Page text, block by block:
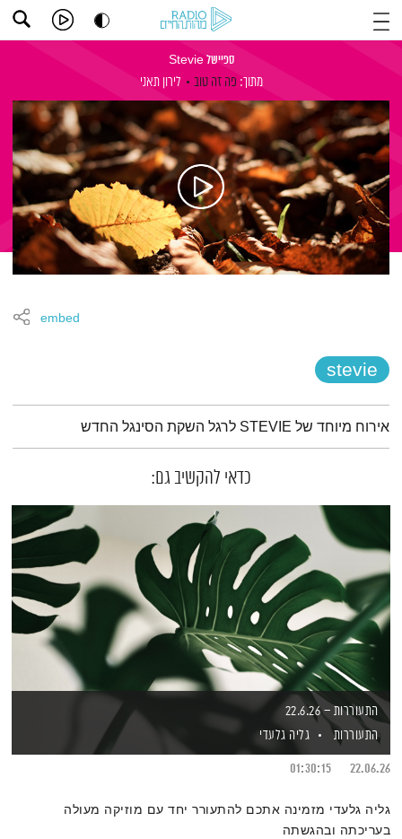
ספיישל Stevie
מתוך: פה זה טוב לירון תאני
stevie
embed
תמצית הפודקאסט
אירוח מיוחד של STEVIE לרגל השקת הסינגל החדש
כדאי להקשיב גם:
התעוררות – 22.6.26
התעוררות
גליה גלעדי
22.06.26
01:30:15
גליה גלעדי מזמינה אתכם להתעורר יחד עם מוזיקה מעולה
בעריכתה ובהגשתה